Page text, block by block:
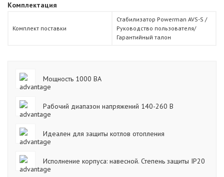
Комплектация
Комплект поставки
Стабилизатор Powerman AVS-S /
Руководство пользователя/
Гарантийный талон
Мощность 1000 ВА
Рабочий диапазон напряжений 140-260 В
Идеален для защиты котлов отопления
Исполнение корпуса: навесной. Степень защиты IP20